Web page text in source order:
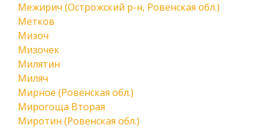
Межирич (Острожский р-н, Ровенская обл.)
Метков
Мизоч
Мизочек
Милятин
Миляч
Мирное (Ровенская обл.)
Мирогоща Вторая
Миротин (Ровенская обл.)